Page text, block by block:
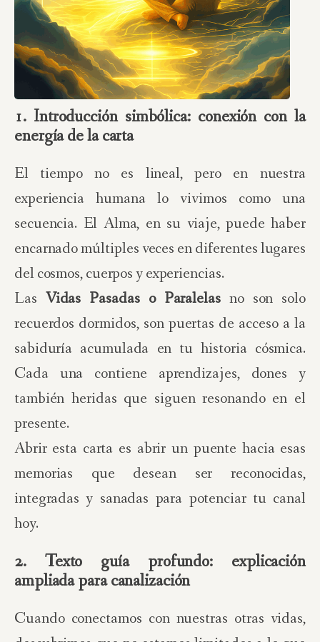
1. Introducción simbólica: conexión con la
energía de la carta
El tiempo no es lineal, pero en nuestra
experiencia humana lo vivimos como una
secuencia. El Alma, en su viaje, puede haber
encarnado múltiples veces en diferentes lugares
del cosmos, cuerpos y experiencias.
Las Vidas Pasadas o Paralelasno son solo
recuerdos dormidos, son puertas de acceso a la
sabiduría acumulada en tu historia cósmica.
Cada una contiene aprendizajes, dones y
también heridas que siguen resonando en el
presente.
Abrir esta carta es abrir un puente hacia esas
memorias que desean ser reconocidas,
integradas y sanadas para potenciar tu canal
hoy.
2. Texto guía profundo: explicación
ampliada para canalización
Cuando conectamos con nuestras otras vidas,